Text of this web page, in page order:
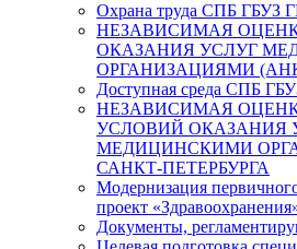
Охрана труда СПБ ГБУЗ
НЕЗАВИСИМАЯ
ОКАЗАНИЯ УСЛУГ
ОРГАНИЗАЦИЯМИ
Доступная среда СПБ
НЕЗАВИСИМАЯ
УСЛОВИЙ ОКАЗАНИЯ
МЕДИЦИНСКИМИ
САНКТ-ПЕТЕРБУРГА
Модернизация
проект
Документы,